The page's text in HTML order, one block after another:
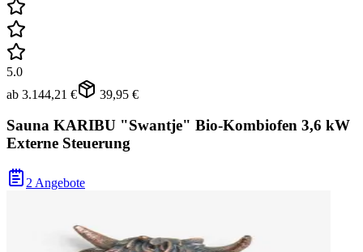
5.0
ab 3.144,21 € 39,95 €
Sauna KARIBU "Swantje" Bio-Kombiofen 3,6 kW
Externe Steuerung
2 Angebote